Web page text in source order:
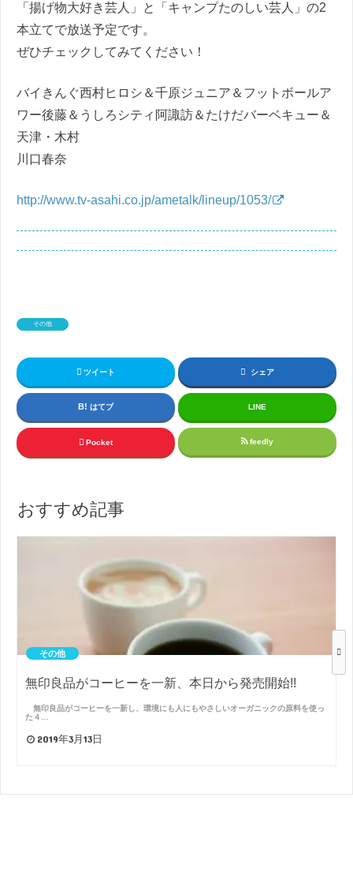
「揚げ物大好き芸人」と「キャンプたのしい芸人」の2
本立てで放送予定です。
ぜひチェックしてみてください！
バイきんぐ西村ヒロシ＆千原ジュニア＆フットボールア
ワー後藤＆うしろシティ阿諏訪＆たけだバーベキュー＆
天津・木村
川口春奈
http://www.tv-asahi.co.jp/ametalk/lineup/1053/
その他
ツイート シェア
はてブ LINE
Pocket feedly
おすすめ記事
その他
無印良品がコーヒーを一新、本日から発売開始!!
無印良品がコーヒーを一新し、環境にも人にもやさしいオーガニックの原料を使っ
た４…
2019年3月13日